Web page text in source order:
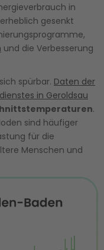
in
gesenkt
und die Verbesserung
spürbar. Daten der
in Geroldsau
.
sind häufiger
für die
Menschen und